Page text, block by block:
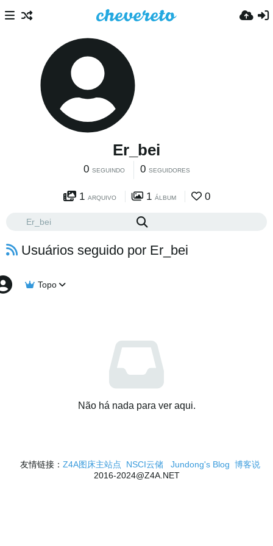
Er_bei
0 SEGUINDO 0 SEGUIDORES
1 ARQUIVO 1 ÁLBUM 0
Usuários seguido por Er_bei
Topo
Não há nada para ver aqui.
友情链接： Z4A图床主站点 NSCI云储 Jundong's Blog 博客说
2016-2024@Z4A.NET